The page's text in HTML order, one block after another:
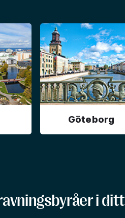
Göteborg
i